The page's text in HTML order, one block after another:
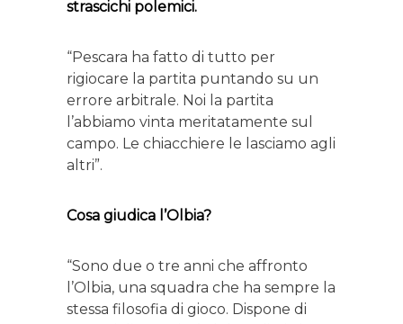
strascichi polemici.
“Pescara ha fatto di tutto per
rigiocare la partita puntando su un
errore arbitrale. Noi la partita
l’abbiamo vinta meritatamente sul
campo. Le chiacchiere le lasciamo agli
altri”.
Cosa giudica l’Olbia?
“Sono due o tre anni che affronto
l’Olbia, una squadra che ha sempre la
stessa filosofia di gioco. Dispone di